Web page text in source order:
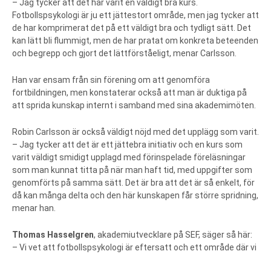
– Jag tycker att det har varit en väldigt bra kurs.
Fotbollspsykologi är ju ett jättestort område, men jag tycker att
de har komprimerat det på ett väldigt bra och tydligt sätt. Det
kan lätt bli flummigt, men de har pratat om konkreta beteenden
och begrepp och gjort det lättförståeligt, menar Carlsson.
Han var ensam från sin förening om att genomföra
fortbildningen, men konstaterar också att man är duktiga på
att sprida kunskap internt i samband med sina akademimöten.
Robin Carlsson är också väldigt nöjd med det upplägg som varit.
– Jag tycker att det är ett jättebra initiativ och en kurs som
varit väldigt smidigt upplagd med förinspelade föreläsningar
som man kunnat titta på när man haft tid, med uppgifter som
genomförts på samma sätt. Det är bra att det är så enkelt, för
då kan många delta och den här kunskapen får större spridning,
menar han.
Thomas Hasselgren, akademiutvecklare på SEF, säger så här:
– Vi vet att fotbollspsykologi är eftersatt och ett område där vi